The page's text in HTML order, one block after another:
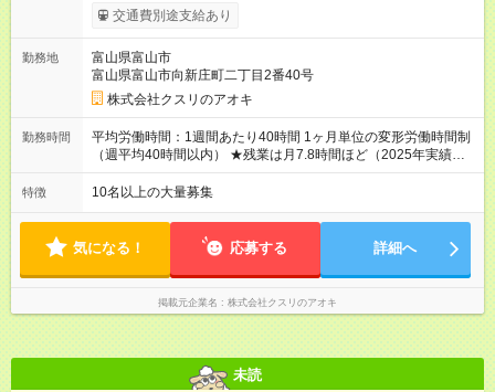
310，000円 高卒以上／月給211，000円～310，000円 ★エリア
手当（石川県、富山県、福井県、岐阜県、群馬県、茨城県 月1
種手当あり ★登録販売者資格保持者には、別途月1万円支給（実
務経験がない方にも同額を支給） ※ただし、短時間勤務・早番
固定社員は当社規定に従い額が変動 ＝＝＝＝＝＝＝＝＝＝＝＝
＝＝ ★職務給制度で実力次第で収入アップ！ 職務内容に応じて
給与が支払われ、昇格試験なく役職に就いた時点で年収がUPす
る制度です。 約4割の社員が入社3年目で店長に就いています。
交通費別途支給あり
勤務地
富山県富山市
富山県富山市向新庄町二丁目2番40号
株式会社クスリのアオキ
勤務時間
平均労働時間：1週間あたり40時間 1ヶ月単位の変形労働時間制
（週平均40時間以内） ★残業は月7.8時間ほど（2025年実績）
＜店舗の基本営業時間＞ 9時～22時 ※勤務時間は店舗により異
なります。 ＜シフト例＞ 早番：8時00分～17時00分 中番：11
1ヶ月単位の変形労働時間制（週平均40時間以内） ★残業は月
7.8時間ほど（2025年実績） ＜店舗の基本営業時間＞ 9時～22
時 ※勤務時間は店舗により異なります。 ＜シフト例＞ 早番：8
時00分～17時00分 中番：11時～20時 遅番：13時～22時
特徴 10名以上の大量募集
気になる！ 応募する 詳細へ
掲載元企業名 株式会社クスリのアオキ
未読